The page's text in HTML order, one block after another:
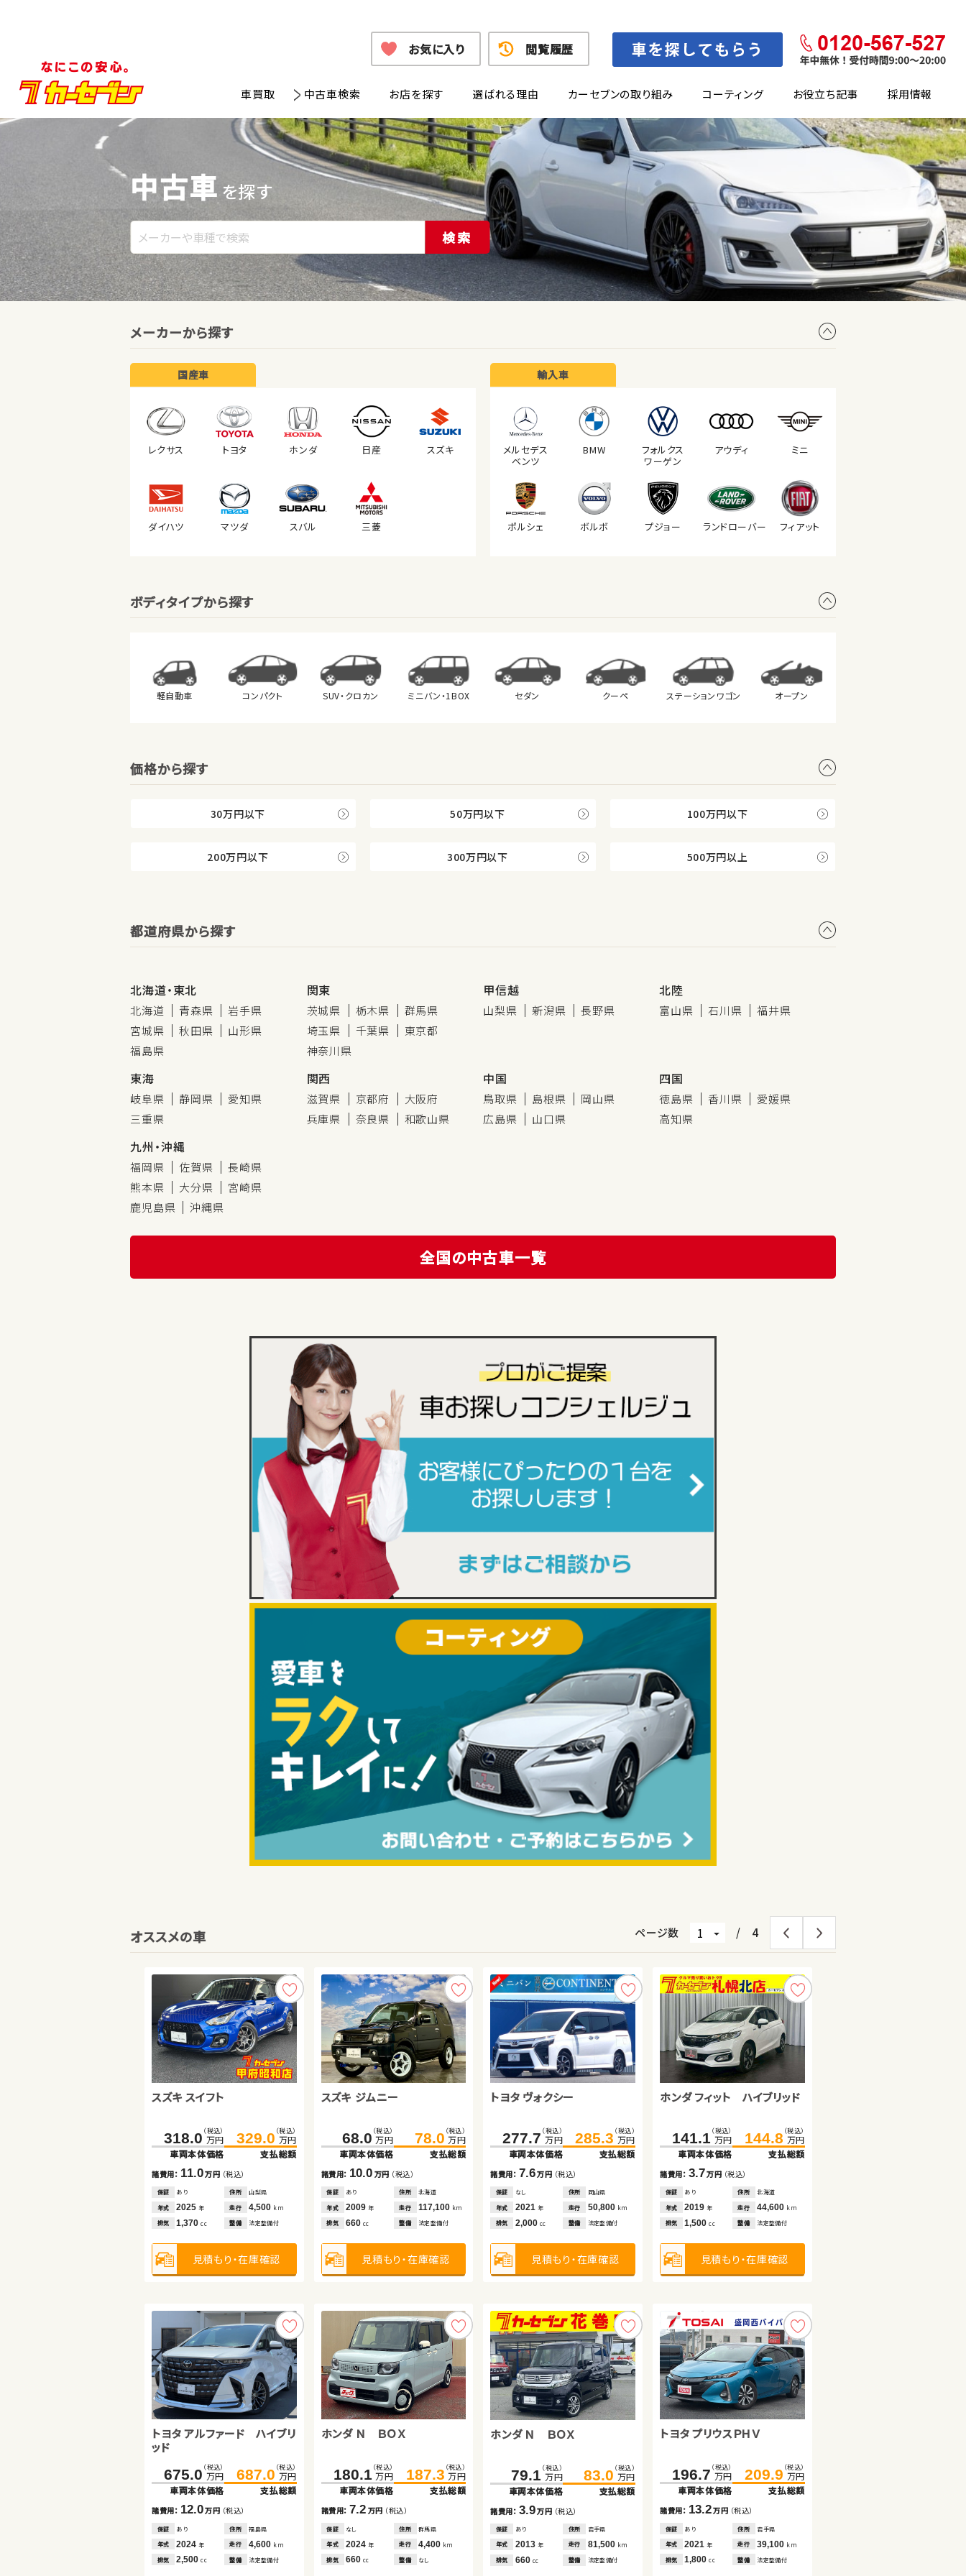
車買取 中古車検索 お店を探す 選ばれる理由 カーセブンの取り組み コーティング お役立ち記事 採用情報
お気に入り 閲覧履歴
中古車 を探す
検索
メーカーから探す
国産車
レクサス トヨタ ホンダ 日産 スズキ
ダイハツ マツダ スバル 三菱
輸入車
メルセデス
ベンツ
BMW
フォルクス
ワーゲン
アウディ ミニ
ポルシェ ボルボ プジョー ランドローバー フィアット
ボディタイプから探す
軽自動車 コンパクト SUV・クロカン ミニバン・1BOX セダン クーペ ステーション ワゴン オープン
価格から探す
30万円以下 50万円以下 100万円以下
200万円以下 300万円以下 500万円以上
都道府県から探す
北海道・東北
北海道 青森県
岩手県
宮城県
秋田県
山形県
福島県
関東
茨城県 栃木県
群馬県
埼玉県
千葉県
東京都
神奈川県
甲信越
山梨県 新潟県 長野県
北陸
富山県 石川県 福井県
東海
岐阜県 静岡県
愛知県
三重県
関西
滋賀県 京都府
大阪府
兵庫県
奈良県 和歌山県
中国
鳥取県 島根県
岡山県
広島県
山口県
四国
徳島県 香川県
愛媛県
高知県
九州・沖縄
福岡県 佐賀県
長崎県
熊本県
大分県
宮崎県
鹿児島県
沖縄県
全国の中古車一覧
オススメの車 ページ数 / 4
スズキ スイフト
318.0 （税込）
万円
車両本体価格
329.0 （税込）
万円
支払総額
諸費用： 11.0万円 （税込）
保証 あり 住所
山梨県
年式
2025年 走行 4,500 km
排気
1,370cc 整備 法定整備付
見積もり・在庫確認
スズキ ジムニー
68.0 （税込）
万円
車両本体価格
78.0 （税込）
万円
支払総額
諸費用： 10.0 万円 （税込）
保証 あり 住所
北海道
年式
2009年 走行 117,100 km
排気
660cc 整備 法定整備付
見積もり・在庫確認
トヨタ ヴォクシー
277.7 （税込）
万円
車両本体価格
285.3 （税込）
万円
支払総額
諸費用： 7.6万円 （税込）
保証 なし 住所
岡山県
年式
2021 年 走行 50,800 km
排気
2,000 cc 整備 法定整備付
見積もり・在庫確認
ホンダ フィット ハイブリッド
141.1 （税込）
万円
車両本体価格
144.8 （税込）
万円
支払総額
諸費用： 3.7万円 （税込）
保証 あり 住所
北海道
年式
2019年 走行 44,600 km
排気
1,500cc 整備 法定整備付
見積もり・在庫確認
トヨタ アルファード ハイブリ
ッド
675.0 （税込）
万円
車両本体価格
687.0 （税込）
万円
支払総額
諸費用： 12.0万円 （税込）
保証 あり 住所
福島県
年式
2024年 走行 4,600 km
排気
2,500cc 整備 法定整備付
ホンダ Ｎ ＢＯＸ
180.1 （税込）
万円
車両本体価格
187.3 （税込）
万円
支払総額
諸費用： 7.2 万円 （税込）
保証 なし 住所
群馬県
年式
2024年 走行 4,400 km
排気
660cc 整備 なし
ホンダ Ｎ ＢＯＸ
79.1 （税込）
万円
車両本体価格
83.0 （税込）
万円
支払総額
諸費用： 3.9万円 （税込）
保証 あり 住所
岩手県
年式
2013 年 走行 81,500 km
排気
660 cc 整備 法定整備付
トヨタ プリウスＰＨＶ
196.7 （税込）
万円
車両本体価格
209.9 （税込）
万円
支払総額
諸費用： 13.2万円 （税込）
保証 あり 住所
岩手県
年式
2021年 走行 39,100 km
排気
1,800cc 整備 法定整備付
トヨタ ルーミー
159.7 （税込）
万円
車両本体価格
164.9 （税込）
万円
支払総額
諸費用： 5.2 万円（税込）
保証 なし 住所
岡山県
年式
2020年 走行 19,000km
排気
1,000cc 整備 法定整備付
見積もり・在庫確認
スズキ ワゴンＲ
54.6 万円
車両本体価格
59.8 万円
支払総額
諸費用： 5.2 万円（税込）
2018 69,100km
660
見積もり・在庫確認
トヨタ ヴォクシー
202.3 （税込）
万円
車両本体価格
213.2 （税込）
万円
支払総額
諸費用： 10.9万円（税込）
保証 あり 住所
茨城県
年式
2017 年 走行 60,600 km
排気
2,000 cc 整備 なし
見積もり・在庫確認
スズキ ジムニー
209.9 （税込）
万円
車両本体価格
214.9 （税込）
万円
支払総額
諸費用： 5.0万円 （税込）
保証 あり 住所
徳島県
年式
2021年 走行 27,500 km
排気
660cc 整備 法定整備付
見積もり・在庫確認
ダイハツ ムーヴ キャンバス
146.5 （税込）
万円
車両本体価格
154.6 （税込）
万円
支払総額
諸費用： 8.1 万円（税込）
保証 あり 住所
神奈川県
年式
2022年 走行 20,000km
排気
660cc 整備 なし
トヨタ アクア
134.1 （税込）
万円
車両本体価格
144.8 （税込）
万円
支払総額
諸費用： 10.7万円（税込）
保証 なし 住所
鳥取県
年式
2019年 走行 60,100km
排気
1,500 整備 法定整備付
日産 エクストレイル
161.5 （税込）
万円
車両本体価格
169.7 （税込）
万円
支払総額
諸費用： 8.2万円 （税込）
保証 なし 住所
岡山県
年式
2018 年 走行 69,700 km
排気
2,000 整備 なし
トヨタ ノア ハイブリッド
168.0 （税込）
万円
車両本体価格
181.0 （税込）
万円
支払総額
諸費用： 13.0万円 （税込）
保証 あり 住所
岐阜県
年式
2016年 走行 60,600 km
排気
1,800cc 整備 法定整備付
トヨタ ノア
67.9 （税込）
万円
車両本体価格
85.3 （税込）
万円
支払総額
諸費用： 17.4万円 （税込）
保証 あり 住所
埼玉県
年式
2011年 走行 72,800km
排気
2,000cc 整備 法定整備付
見積もり・在庫確認
日産 セレナ
182.7 （税込）
万円
車両本体価格
196.4 （税込）
万円
支払総額
諸費用： 13.7 万円 （税込）
保証 なし 住所
埼玉県
年式
2017年 走行 46,900km
排気
2,000 整備 なし
見積もり・在庫確認
トヨタ アルファード
182.0 （税込）
万円
車両本体価格
199.9 （税込）
万円
支払総額
諸費用： 17.9万円（税込）
保証 あり 住所
北海道
年式
2015 年 走行 116,900km
排気
2,500 cc 整備 法定整備付
見積もり・在庫確認
日産 エクストレイル
358.0 （税込）
万円
車両本体価格
369.9 （税込）
万円
支払総額
諸費用： 11.9万円（税込）
保証 あり 住所
岡山県
年式
2023年 走行 18,000 km
排気
1,500cc 整備 法定整備付
見積もり・在庫確認
トヨタ アクア
128.5 （税込）
万円
車両本体価格
139.8 （税込）
万円
支払総額
諸費用： 11.3万円 （税込）
保証 あり 住所
埼玉県
年式
2018年 走行 26,000km
排気
1,500cc 整備 法定整備付
ダイハツ タント
71.6 （税込）
万円
車両本体価格
79.9 （税込）
万円
支払総額
諸費用： 8.3 万円 （税込）
保証 なし 住所
茨城県
年式
2013年 走行 47,200km
排気
660cc 整備 なし
トヨタ ヴェルファイア
332.2 （税込）
万円
車両本体価格
344.8 （税込）
万円
支払総額
諸費用： 12.6万円（税込）
保証 あり 住所
秋田県
年式
2019 年 走行 75,000 km
排気
2,500 整備 法定整備付
トヨタ ルーミー
180.1 （税込）
万円
車両本体価格
189.4 （税込）
万円
支払総額
諸費用： 9.3 万円（税込）
保証 なし 住所
埼玉県
年式
2021年 走行 12,000 km
排気
1,000cc 整備 なし
トヨタ プリウス
189.8 （税込）
万円
車両本体価格
202.5 （税込）
万円
支払総額
諸費用： 12.7 万円 （税込）
保証 あり 住所
埼玉県
年式
2019年 走行 59,200km
排気
1,800 整備 なし
見積もり・在庫確認
スバル フォレスター ハイブリ
244.1 （税込）
万円
車両本体価格
259.5 （税込）
万円
支払総額
諸費用： 15.4万円（税込）
保証 あり 住所
埼玉県
年式
2021 年 走行 50,800 km
排気
2,000 cc 整備 法定整備付
見積もり・在庫確認